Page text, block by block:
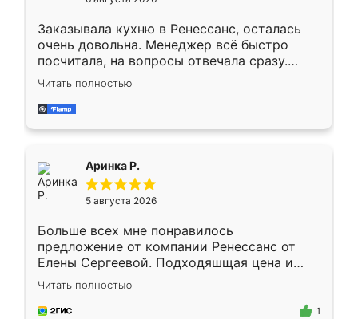
Заказывала кухню в Ренессанс, осталась
очень довольна. Менеджер всё быстро
посчитала, на вопросы отвечала сразу.
Замерщик приехал в субботу, подошёл к
делу со всей ответственностью. Собрали
за день, ребята работали аккуратно, даже
Читать полностью
Аринка Р.
5 августа 2026
Больше всех мне понравилось
предложение от компании Ренессанс от
Елены Сергеевой. Подходяшщая цена и
короткие сроки изготовления. Приехавший
для замера сотрудник Владислав
предложил по моему эскизу самый
Читать полностью
1